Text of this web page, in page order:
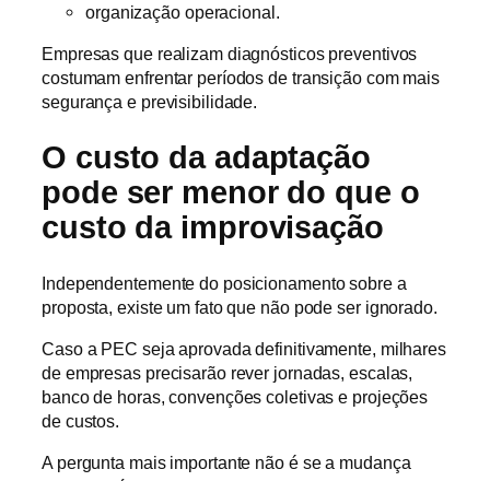
organização operacional.
Empresas que realizam diagnósticos preventivos
costumam enfrentar períodos de transição com mais
segurança e previsibilidade.
O custo da adaptação
pode ser menor do que o
custo da improvisação
Independentemente do posicionamento sobre a
proposta, existe um fato que não pode ser ignorado.
Caso a PEC seja aprovada definitivamente, milhares
de empresas precisarão rever jornadas, escalas,
banco de horas, convenções coletivas e projeções
de custos.
A pergunta mais importante não é se a mudança